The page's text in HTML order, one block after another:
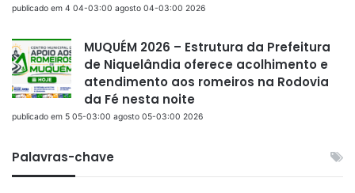
publicado em 4 04-03:00 agosto 04-03:00 2026
MUQUÉM 2026 – Estrutura da Prefeitura
de Niquelândia oferece acolhimento e
atendimento aos romeiros na Rodovia
da Fé nesta noite
publicado em 5 05-03:00 agosto 05-03:00 2026
Palavras-chave